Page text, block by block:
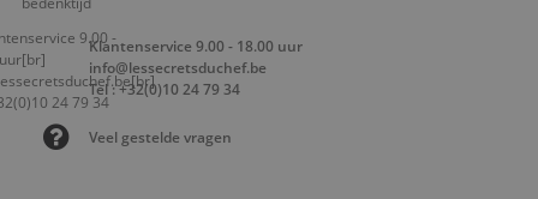
Klantenservice 9.00 - 18.00 uur
info@lessecretsduchef.be
Tel : +32(0)10 24 79 34
Veel gestelde vragen